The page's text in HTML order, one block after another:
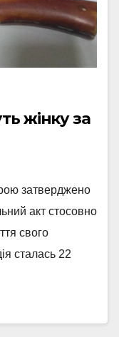
жінку за
затверджено
акт стосовно
свого
сталась 22